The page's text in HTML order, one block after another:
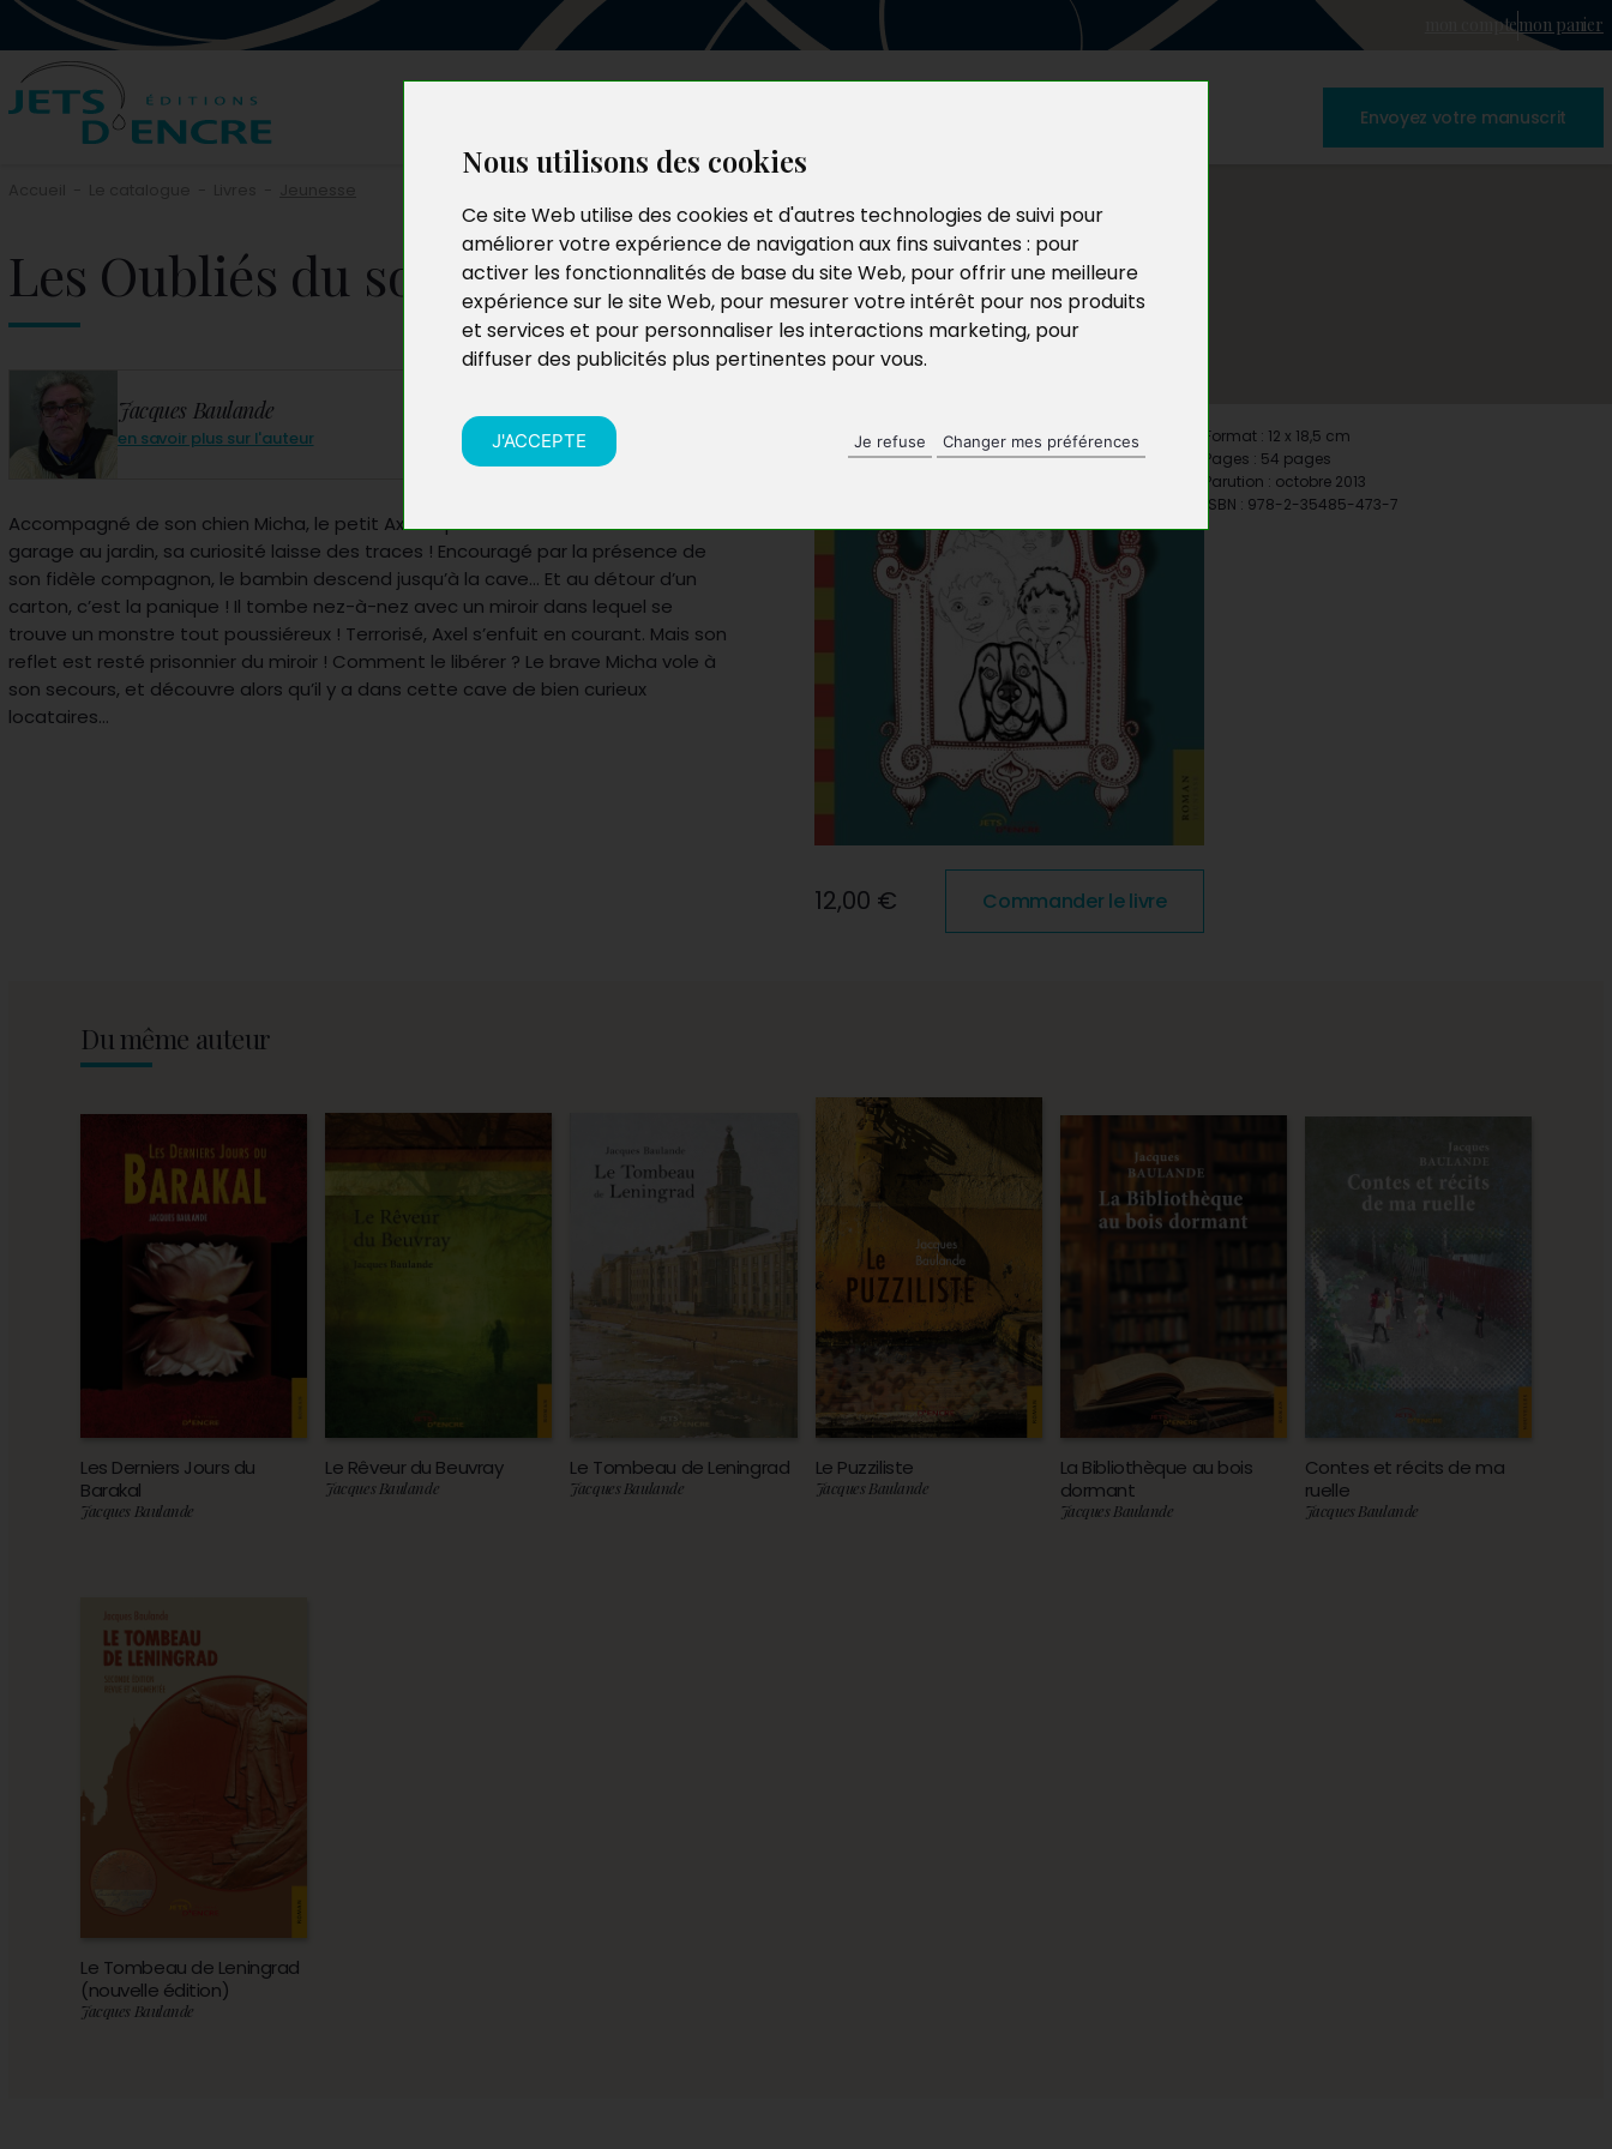
Nous utilisons des cookies
Ce site Web utilise des cookies et d'autres technologies de suivi pour
améliorer votre expérience de navigation aux fins suivantes : pour
activer les fonctionnalités de base du site Web, pour offrir une meilleure
expérience sur le site Web, pour mesurer votre intérêt pour nos produits
et services et pour personnaliser les interactions marketing, pour
diffuser des publicités plus pertinentes pour vous.
J'ACCEPTE Je refuse Changer mes préférences
mon comptemon panier
Envoyez votre manuscrit
Les Oubliés du sous-sol
Jacques Baulande
en savoir plus sur l'auteur
Accompagné de son chien Micha, le petit Axel explore la cave de sa maison. Du
garage au jardin, sa curiosité laisse des traces ! Encouragé par la présence de
son fidèle compagnon, le bambin descend jusqu’à la cave… Et au détour d’un
carton, c’est la panique ! Il tombe nez-à-nez avec un miroir dans lequel se
trouve un monstre tout poussiéreux ! Terrorisé, Axel s’enfuit en courant. Mais son
reflet est resté prisonnier du miroir ! Comment le libérer ? Le brave Micha vole à
son secours, et découvre alors qu’il y a dans cette cave de bien curieux
locataires…
12,00 € Commander le livre
Format : 12 x 18,5 cm
Pages : 54 pages
Parution : octobre 2013
ISBN : 978-2-35485-473-7
Du même auteur
Les Derniers Jours du
Barakal
Jacques Baulande
Le Rêveur du Beuvray
Jacques Baulande
Le Tombeau de Leningrad
Jacques Baulande
Le Puzziliste
Jacques Baulande
La Bibliothèque au bois
dormant
Jacques Baulande
Contes et récits de ma
ruelle
Jacques Baulande
Le Tombeau de Leningrad
(nouvelle édition)
Jacques Baulande